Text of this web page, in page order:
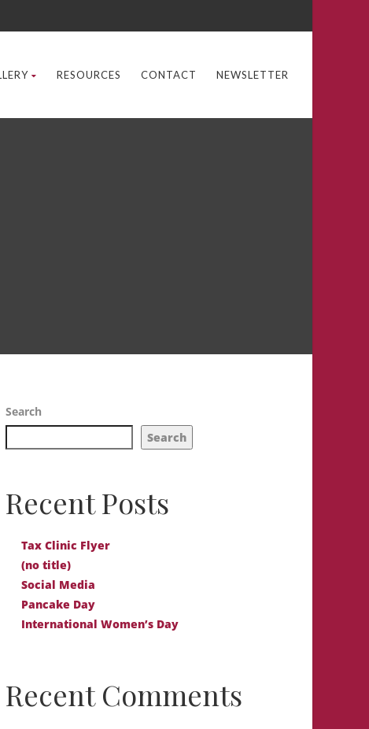
RESOURCES CONTACT NEWSLETTER
Search
Search
Recent Posts
Tax Clinic Flyer
(no title)
Social Media
Pancake Day
International Women’s Day
Recent Comments